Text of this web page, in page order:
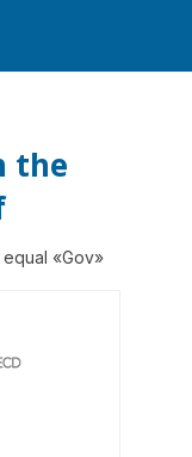
the
«Gov»